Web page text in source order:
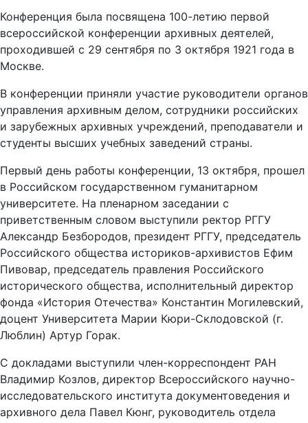
Конференция была посвящена 100-летию первой
всероссийской конференции архивных деятелей,
проходившей с 29 сентября по 3 октября 1921 года в
Москве.
В конференции приняли участие руководители органов
управления архивным делом, сотрудники российских
и зарубежных архивных учреждений, преподаватели и
студенты высших учебных заведений страны.
Первый день работы конференции, 13 октября, прошел
в Российском государственном гуманитарном
университете. На пленарном заседании с
приветственным словом выступили ректор РГГУ
Александр Безбородов, президент РГГУ, председатель
Российского общества историков-архивистов Ефим
Пивовар, председатель правления Российского
исторического общества, исполнительный директор
фонда «История Отечества» Константин Могилевский,
доцент Университета Марии Кюри-Склодовской (г.
Люблин) Артур Горак.
С докладами выступили член-корреспондент РАН
Владимир Козлов, директор Всероссийского научно-
исследовательского института документоведения и
архивного дела Павел Кюнг, руководитель отдела